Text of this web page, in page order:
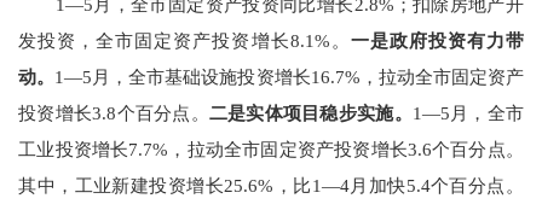
1—5 月，全市固定资产投资同比增长2.8% ；扣除房地产开
发投资，全市固定资产投资增长8.1% 。 一是政府投资有力带
动。 1—5 月，全市基础设施投资增长16.7% ，拉动全市固定资产
投资增长3.8个百分点。 二是实体项目稳步实施。 1—5 月，全市
工业投资增长7.7% ，拉动全市固定资产投资增长3.6个百分点。
其中，工业新建投资增长25.6% ，比1—4月加快5.4个百分点。